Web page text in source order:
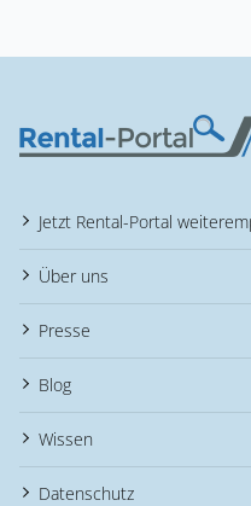
Jetzt Rental-Portal
Über uns
Presse
Blog
Wissen
Datenschutz